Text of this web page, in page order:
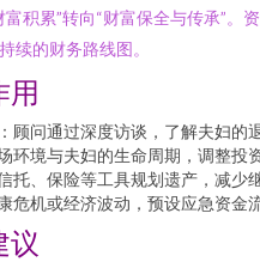
积累”转向“财富保全与传承”
续的财务路线图。
用
：顾问通过深度访谈，了解夫妇的
环境与夫妇的生命周期，调整投
托、保险等工具规划遗产，减少
危机或经济波动，预设应急资金
议